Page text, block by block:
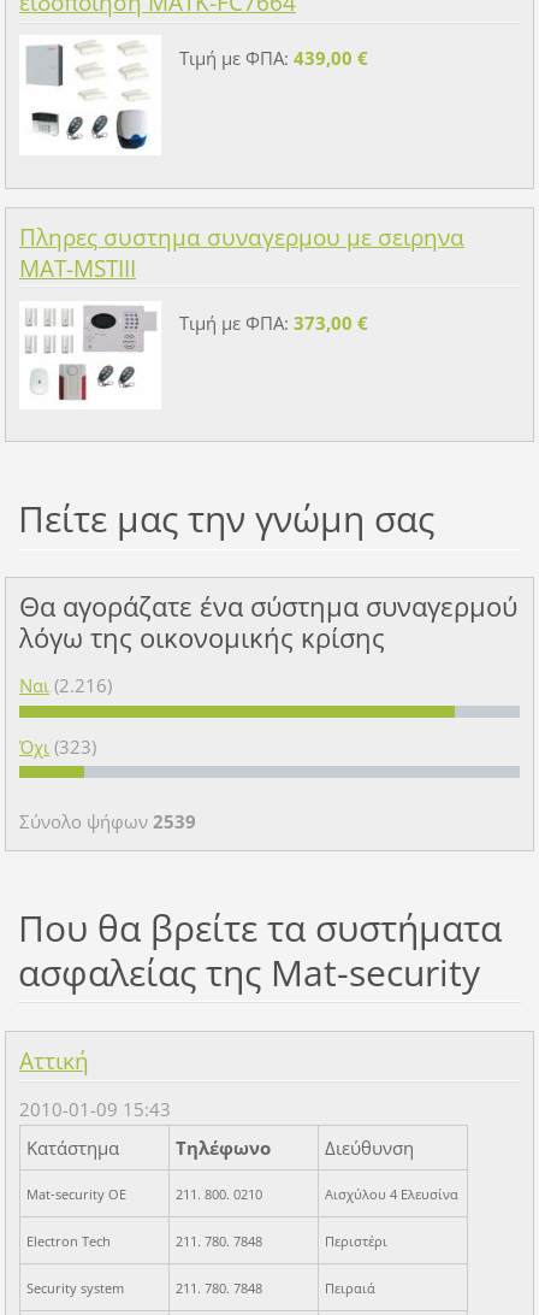
Τιμή με ΦΠΑ: 439,00 €
Πληρες συστημα συναγερμου με σειρηνα
MAT-MSTIII
Τιμή με ΦΠΑ: 373,00 €
Πείτε μας την γνώμη σας
Θα αγοράζατε ένα σύστημα συναγερμού
λόγω της οικονομικής κρίσης
Ναι (2.216)
Όχι (323)
Σύνολο ψήφων 2539
Που θα βρείτε τα συστήματα
ασφαλείας της Mat-security
Αττική
2010-01-09 15:43
Κατάστημα
Τηλέφωνο Διεύθυνση
Mat-security OE 211. 800. 0210 Αισχύλου 4 Ελευσίνα
Electron Tech 211. 780. 7848 Περιστέρι
Security system 211. 780. 7848 Πειραιά